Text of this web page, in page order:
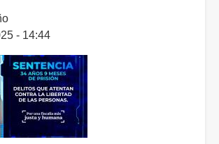
- 14:44